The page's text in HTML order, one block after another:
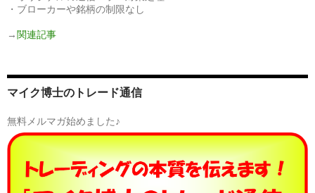
・ブローカーや銘柄の制限なし
→ 関連記事
マイク博士のトレード通信
無料メルマガ始めました♪